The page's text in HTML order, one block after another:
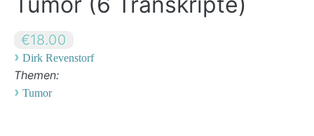
€18.00
› Dirk Revenstorf
Themen:
› Tumor